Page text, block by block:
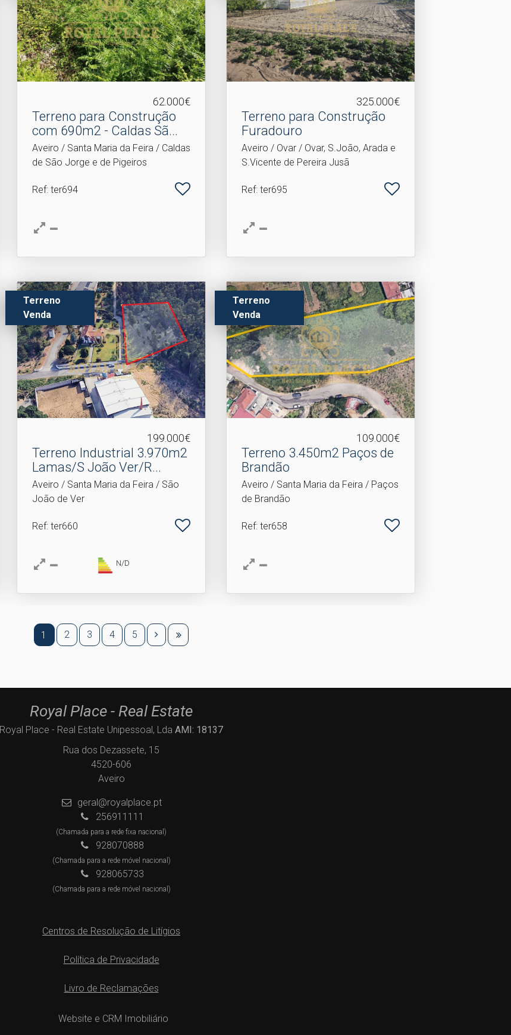
62.000€
Terreno para Construção
com 690m2 - Caldas Sã.​..
Aveiro / Santa Maria da Feira / Caldas
de São Jorge e de Pigeiros
Ref: ter694
325.000€
Terreno para Construção
Furadouro
Aveiro / Ovar / Ovar, S.João, Arada e
S.Vicente de Pereira Jusã
Ref: ter695
Terreno
Venda
199.000€
Terreno Industrial 3.​970m2
Lamas/S João Ver/R...
Aveiro / Santa Maria da Feira / São
João de Ver
Ref: ter660
N/D
Terreno
Venda
109.000€
Terreno 3.​450m2 Paços de
Brandão
Aveiro / Santa Maria da Feira / Paços
de Brandão
Ref: ter658
1 2 3 4 5
Royal Place - Real Estate
Royal Place - Real Estate Unipessoal, Lda AMI: 18137
Rua dos Dezassete, 15
4520-606
Aveiro
geral@royalplace.pt
256911111
(Chamada para a rede fixa nacional)
928070888
(Chamada para a rede móvel nacional)
928065733
(Chamada para a rede móvel nacional)
Centros de Resolução de Litígios
Política de Privacidade
Livro de Reclamações
Website e CRM Imobiliário